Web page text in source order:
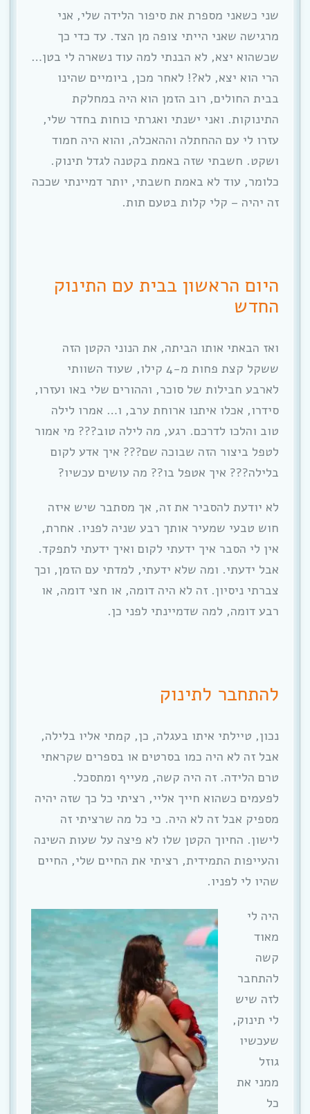
שני כשאני מספרת את סיפור הלידה שלי, אני
מרגישה שאני הייתי צופה מן הצד. עד כדי כך
שכשהוא יצא, לא הבנתי למה עוד נשארה לי בטן…
הרי הוא יצא, לא?! לאחר מכן, ביומיים שהינו
בבית החולים, רוב הזמן הוא היה במחלקת
התינוקות. ואני ישנתי ואגרתי כוחות בחדר שלי,
עזרו לי עם ההחתלה וההאכלה, והוא היה חמוד
ושקט. חשבתי שזה באמת בקטנה לגדל תינוק.
כלומר, עוד לא באמת חשבתי, יותר דמיינתי שככה
זה יהיה – קלי קלות בטעם תות.
היום הראשון בבית עם התינוק
החדש
ואז הבאתי אותו הביתה, את הנוני הקטן הזה
ששקל קצת פחות מ-4 קילו, שעוד השוותי
לארבע חבילות של סוכר, וההורים שלי באו ועזרו,
סידרו, אכלו איתנו ארוחת ערב, ו… אמרו לילה
טוב והלכו לדרכם. רגע, מה לילה טוב??? מי אמור
לטפל ביצור הזה שבוכה שם??? איך אדע לקום
בלילה??? איך אטפל בו?? מה עושים עכשיו?
לא יודעת להסביר את זה, אך מסתבר שיש איזה
חוש טבעי שמעיר אותך רבע שניה לפניו. אחרת,
אין לי הסבר איך ידעתי לקום ואיך ידעתי לתפקד.
אבל ידעתי. ומה שלא ידעתי, למדתי עם הזמן, וכך
צברתי ניסיון. זה לא היה דומה, או חצי דומה, או
רבע דומה, למה שדמיינתי לפני כן.
להתחבר לתינוק
נכון, טיילתי איתו בעגלה, כן, קמתי אליו בלילה,
אבל זה לא היה כמו בסרטים או בספרים שקראתי
טרם הלידה. זה היה קשה, מעייף ומתסכל.
לפעמים כשהוא חייך אליי, רציתי כל כך שזה יהיה
מספיק אבל זה לא היה. כי כל מה שרציתי זה
לישון. החיוך הקטן שלו לא פיצה על שעות השינה
והעייפות התמידית, רציתי את החיים שלי, החיים
שהיו לי לפניו.
היה לי
מאוד
קשה
להתחבר
לזה שיש
לי תינוק,
שעכשיו
גוזל
ממני את
כל